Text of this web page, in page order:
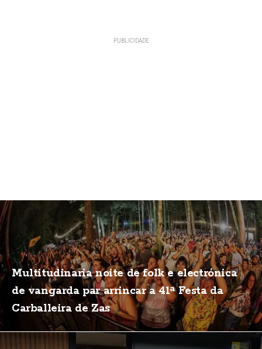
Multitudinaria noite de folk e electrónica
de vangarda par arrincar a 41ª Festa da
Carballeira de Zas